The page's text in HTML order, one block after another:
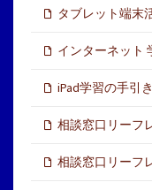
タブレット端末
インターネット
iPad学習の手引き
相談窓口リーフ
相談窓口リーフ